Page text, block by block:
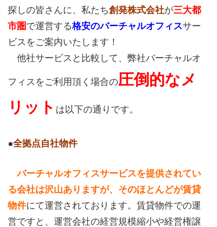
探しの皆さんに、私たち創発株式会社が三大都
市圏で運営する格安のバーチャルオフィスサー
ビスをご案内いたします！
他社サービスと比較して、弊社バーチャルオ
フィスをご利用頂く場合の圧倒的なメ
リット は以下の通りです。
●全拠点自社物件
バーチャルオフィスサービスを提供されてい
る会社は沢山ありますが、そのほとんどが賃貸
物件にて運営されております。賃貸物件での運
営ですと、運営会社の経営規模縮小や経営権譲